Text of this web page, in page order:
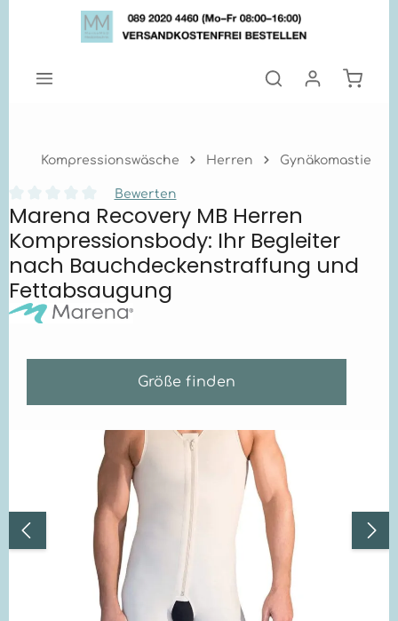
Zum Hauptinhalt springen
Kompressionswäsche Herren Gynäkomastie
Durchschnittliche Bewertung von 0 von 5 Sternen
Bewerten
Marena Recovery MB Herren
Kompressionsbody: Ihr Begleiter
nach Bauchdeckenstraffung und
Fettabsaugung
Größe finden
Bildergalerie überspringen